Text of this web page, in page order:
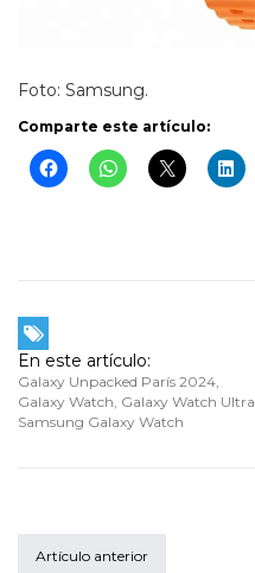
Foto: Samsung.
Comparte este artículo:
En este artículo:
Galaxy Unpacked París 2024,
Galaxy Watch, Galaxy Watch Ultra
Samsung Galaxy Watch
Artículo anterior